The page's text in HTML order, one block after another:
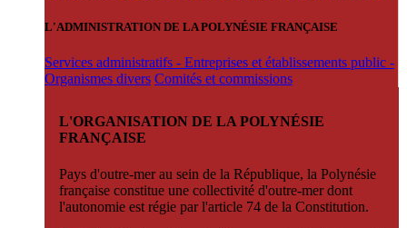
L'ADMINISTRATION DE LA POLYNÉSIE FRANÇAISE
Services administratifs - Entreprises et établissements public -
Organismes divers Comités et commissions
L'ORGANISATION DE LA POLYNÉSIE
FRANÇAISE
Pays d'outre-mer au sein de la République, la Polynésie
française constitue une collectivité d'outre-mer dont
l'autonomie est régie par l'article 74 de la Constitution.